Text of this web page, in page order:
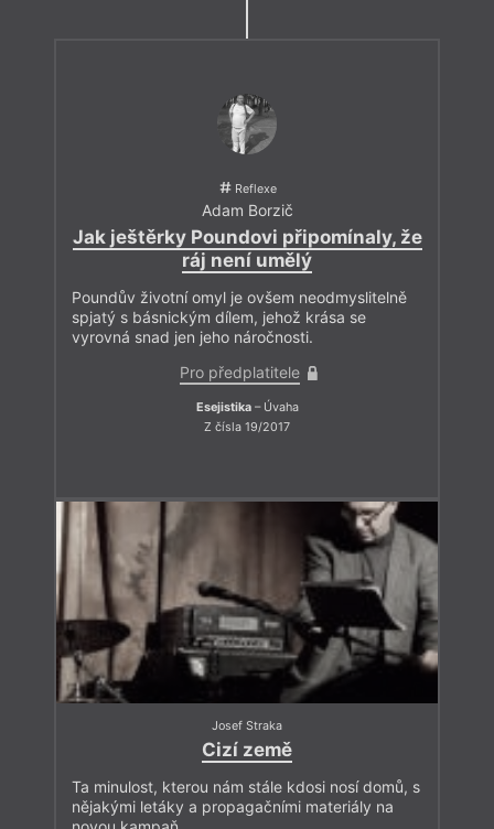
Reflexe
Adam Borzič
Jak ještěrky Poundovi připomínaly, že
ráj není umělý
Poundův životní omyl je ovšem neodmyslitelně
spjatý s básnickým dílem, jehož krása se
vyrovná snad jen jeho náročnosti.
Pro předplatitele
Esejistika– Úvaha
Z čísla 19/2017
Josef Straka
Cizí země
Ta minulost, kterou nám stále kdosi nosí domů, s
nějakými letáky a propagačními materiály na